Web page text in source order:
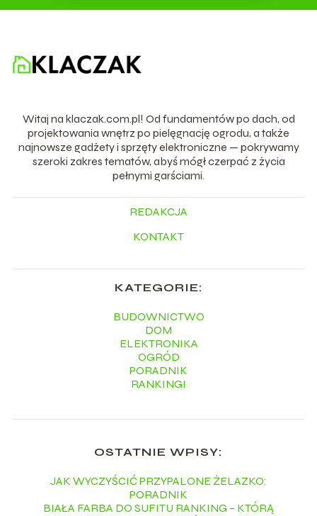
Witaj na klaczak.com.pl! Od fundamentów po dach, od
projektowania wnętrz po pielęgnację ogrodu, a także
najnowsze gadżety i sprzęty elektroniczne — pokrywamy
szeroki zakres tematów, abyś mógł czerpać z życia
pełnymi garściami.
REDAKCJA
KONTAKT
KATEGORIE:
BUDOWNICTWO
DOM
ELEKTRONIKA
OGRÓD
PORADNIK
RANKINGI
OSTATNIE WPISY:
JAK WYCZYŚCIĆ PRZYPALONE ŻELAZKO:
PORADNIK
BIAŁA FARBA DO SUFITU RANKING – KTÓRĄ